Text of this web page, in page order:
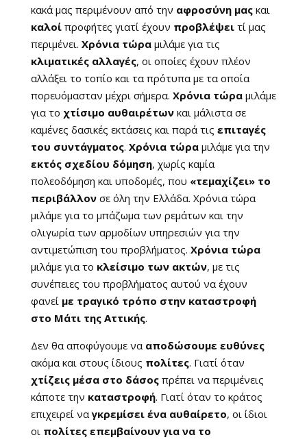
κακά μας περιμένουν από την αφροσύνη μαςκαι
καλοίπροφήτες γιατί έχουν προβλέψειτί μας
περιμένει. Χρόνια τώραμιλάμε για τις
κλιματικές αλλαγές, οι οποίες έχουν πλέον
αλλάξει το τοπίο και τα πρότυπα με τα οποία
πορευόμασταν μέχρι σήμερα. Χρόνια τώραμιλάμε
για το χτίσιμο αυθαιρέτωνκαι μάλιστα σε
καμένες δασικές εκτάσεις και παρά τις επιταγές
του συντάγματος. Χρόνια τώραμιλάμε για την
εκτός σχεδίου δόμηση, χωρίς καμία
πολεοδόμηση και υποδομές, που «τεμαχίζει» το
περιβάλλονσε όλη την Ελλάδα. Χρόνια τώρα
μιλάμε για το μπάζωμα των ρεμάτων και την
ολιγωρία των αρμοδίων υπηρεσιών για την
αντιμετώπιση του προβλήματος. Χρόνια τώρα
μιλάμε για το κλείσιμο των ακτών, με τις
συνέπειες του προβλήματος αυτού να έχουν
φανεί με τραγικό τρόπο στην καταστροφή
στο Μάτι της Αττικής.
Δεν θα αποφύγουμε να αποδώσουμε ευθύνες
ακόμα και στους ίδιους πολίτες. Γιατί όταν
χτίζεις μέσα στο δάσοςπρέπει να περιμένεις
κάποτε την καταστροφή. Γιατί όταν το κράτος
επιχειρεί ναγκρεμίσει ένα αυθαίρετο, οι ίδιοι
οι πολίτες επεμβαίνουν για να το